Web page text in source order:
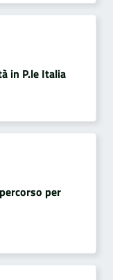
in P.le Italia
per